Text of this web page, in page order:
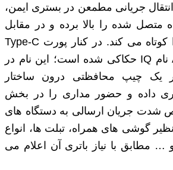
جریانی مطمعن در بستری ایمن،
شده را بالا برده و در مقابل
زمان شارژ شدت را کوتاه می کند. در کنار پورت Type-C
کلگی Anker A2146 نام IQ حکاکی شده است؛ این نام در
یک چیپ محافظتی درون ساختار
داده و حضور مداری را در بخش
جریان ارسالی به دستگاه های
گوشی های همراه، تبلت ها، انواع
مطابق با نیاز باتری آن اعلام می